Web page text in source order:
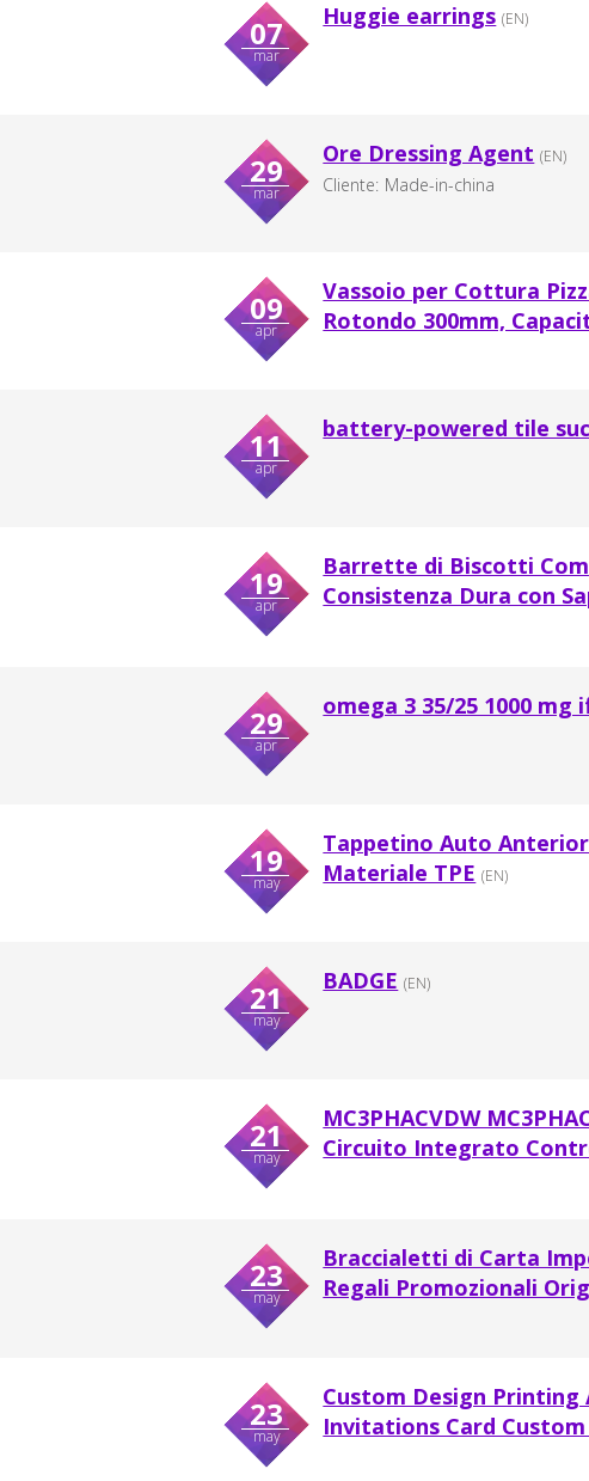
07
mar
Huggie earrings (EN)
29
mar
Ore Dressing Agent (EN)
Cliente: Made-in-china
09
apr
Vassoio per Cottura
Rotondo 300mm,
11
apr
battery-powered tile
19
apr
Barrette di Biscotti
Consistenza Dura con
29
apr
omega 3 35/25 1000 mg
19
may
Tappetino Auto
Materiale TPE (EN)
21
may
BADGE (EN)
21
may
MC3PHACVDW
Circuito Integrato
23
may
Braccialetti di Carta
Regali Promozionali
23
may
Custom Design Printing
Invitations Card Custom